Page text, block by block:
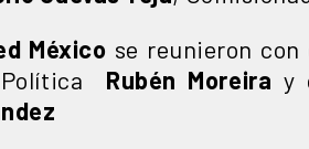
México se reunieron con
Rubén Moreira y